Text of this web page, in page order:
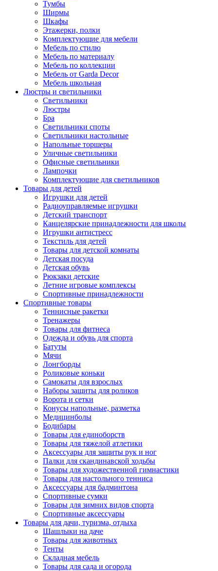
Тумбы
Ширмы
Шкафы
Этажерки, полки
Комплектующие для мебели
Мебель по стилю
Мебель по материалу
Мебель по коллекции
Мебель от Garda Decor
Мебель школьная
Люстры и светильники
Светильники
Люстры
Бра
Светильники споты
Светильники настольные
Напольные торшеры
Уличные светильники
Офисные светильники
Лампочки
Комплектующие для светильников
Товары для детей
Игрушки для детей
Радиоуправляемые игрушки
Детский транспорт
Канцелярские принадлежности для школы
Игрушки антистресс
Текстиль для детей
Товары для детской комнаты
Детская посуда
Детская обувь
Рюкзаки детские
Летние игровые комплексы
Спортивные принадлежности
Спортивные товары
Теннисные ракетки
Тренажеры
Товары для фитнеса
Одежда и обувь для спорта
Батуты
Мячи
Лонгборды
Роликовые коньки
Самокаты для взрослых
Наборы защиты для роликов
Ворота и сетки
Конусы напольные, разметка
Медицинболы
Бодибары
Товары для единоборств
Товары для тяжелой атлетики
Аксессуары для защиты рук и ног
Палки для скандинавской ходьбы
Товары для художественной гимнастики
Товары для настольного тенниса
Аксессуары для бадминтона
Спортивные сумки
Товары для зимних видов спорта
Спортивные аксессуары
Товары для дачи, туризма, отдыха
Шашлыки на даче
Товары для животных
Тенты
Складная мебель
Товары для сада и огорода